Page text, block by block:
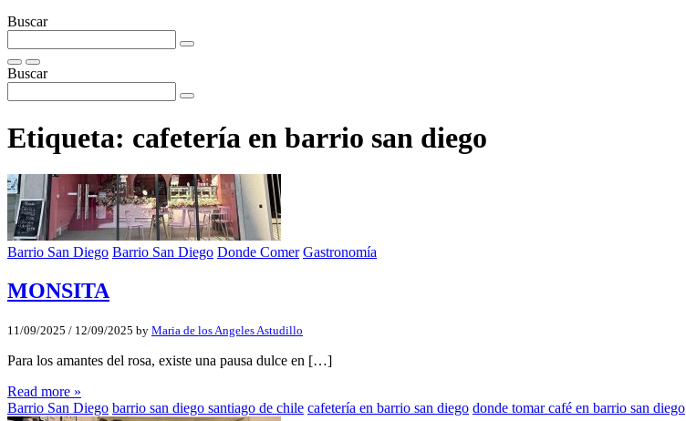
Buscar
Buscar
Etiqueta: cafetería en barrio san diego
Barrio San Diego Barrio San Diego Donde Comer Gastronomía
MONSITA
11/09/2025 / 12/09/2025 by Maria de los Angeles Astudillo
Para los amantes del rosa, existe una pausa dulce en […]
Read more »
Barrio San Diego barrio san diego santiago de chile cafetería en barrio san diego donde tomar café en barrio san diego